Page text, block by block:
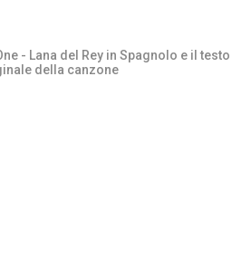
- Lana del Rey in Spagnolo e il testo
della canzone